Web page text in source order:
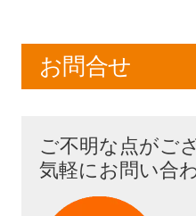
お問合せ
ご不明な点がご
気軽にお問い合